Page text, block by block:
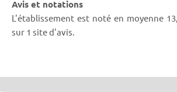
Avis et notations
L'établissement est noté en moyenne
sur 1 site d'avis.